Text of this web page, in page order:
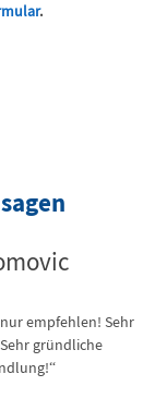
.
empfehlen! Sehr
gründliche